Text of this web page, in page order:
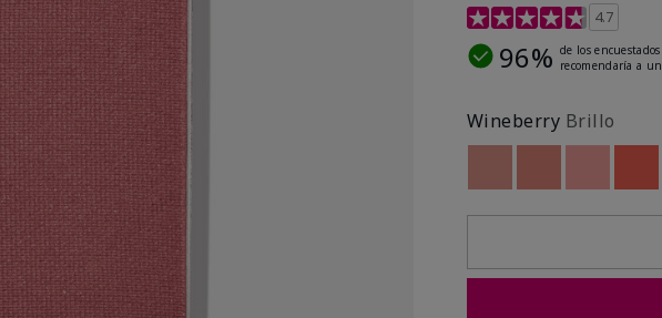
Calificación de clientes
4.7
96% de los encuestados
recomendaría a
Wineberry Brillo